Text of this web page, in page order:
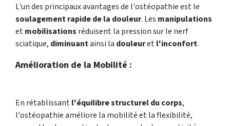
L'un des principaux avantages de l'ostéopathie est le
soulagement rapide de la douleur. Les manipulations
etmobilisations réduisent la pression sur le nerf
sciatique, diminuantainsi la douleuretl'inconfort.
Amélioration de la Mobilité :
En rétablissantl'équilibre structurel du corps,
l'ostéopathie améliore la mobilité et la flexibilité,